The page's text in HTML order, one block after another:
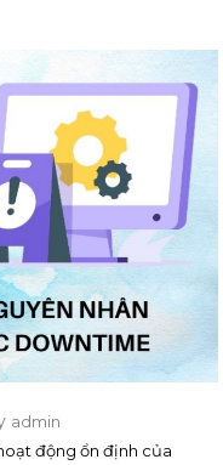
admin
động ổn định của